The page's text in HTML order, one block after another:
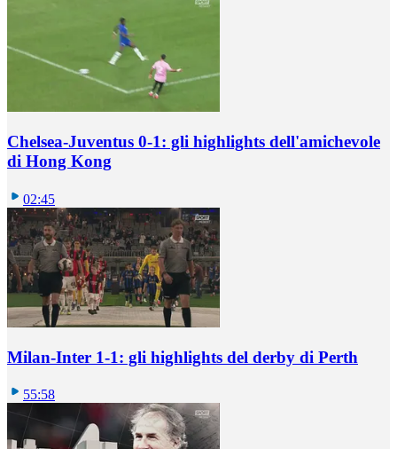
Chelsea-Juventus 0-1: gli highlights dell'amichevole
di Hong Kong
02:45
Milan-Inter 1-1: gli highlights del derby di Perth
55:58